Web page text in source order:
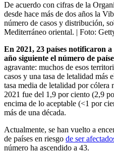
De acuerdo con cifras de la
desde hace más de dos años la
número de casos y distribución,
Mediterráneo oriental. | Foto:
En 2021, 23 países notificaron
año siguiente el número de
agravante: muchos de esos
casos y una tasa de letalidad más
tasa media de letalidad por
2021 fue del 1,9 por ciento (2,9
encima de lo aceptable (<1 por
más de una década.
Actualmente, se han vuelto a
de países en riesgo de ser
número ha ascendido a 43.